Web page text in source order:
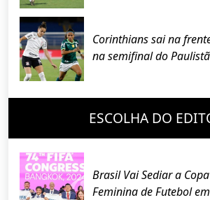
Corinthians sai na
na semifinal do
ESCOLHA DO
Brasil Vai Sediar a
Feminina de Futebol